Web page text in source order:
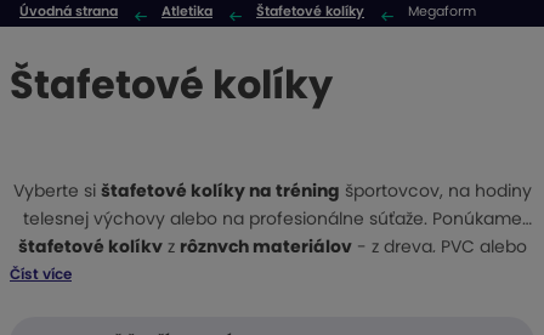
a
n
i
e
Úvodná strana Atletika Štafetové kolíky Megaform
Štafetové kolíky
Vyberte si štafetové kolíky na tréning športovcov, na hodiny
telesnej výchovy alebo na profesionálne súťaže. Ponúkame
štafetové kolíkyz rôznych materiálov- z dreva, PVC alebo
hliníka. Získajte štafetové kolíky od popredných výrobcov
Číst více